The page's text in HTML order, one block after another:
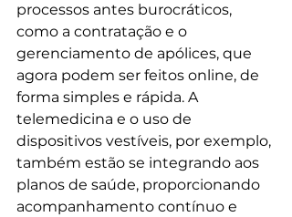
processos antes burocráticos,
como a contratação e o
gerenciamento de apólices, que
agora podem ser feitos online, de
forma simples e rápida. A
telemedicina e o uso de
dispositivos vestíveis, por exemplo,
também estão se integrando aos
planos de saúde, proporcionando
acompanhamento contínuo e